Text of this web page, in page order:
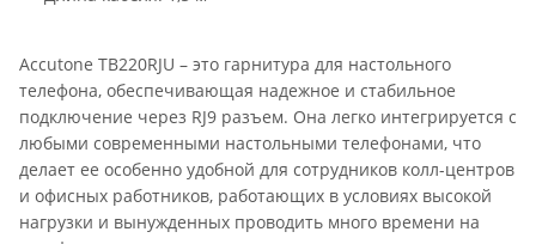
Accutone TB220RJU – это гарнитура для настольного
телефона, обеспечивающая надежное и стабильное
подключение через RJ9 разъем. Она легко интегрируется с
любыми современными настольными телефонами, что
делает ее особенно удобной для сотрудников колл-центров
и офисных работников, работающих в условиях высокой
нагрузки и вынужденных проводить много времени на